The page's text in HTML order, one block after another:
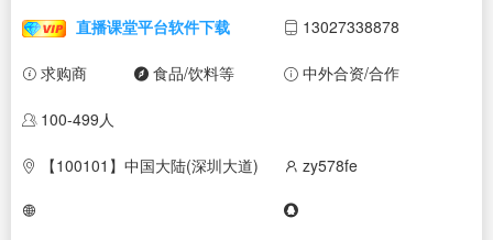
直播课堂平台软件下载 13027338878
求购商 食品/饮料等 中外合资/合作
100-499人
【100101】中国大陆(深圳大道) zy578fe